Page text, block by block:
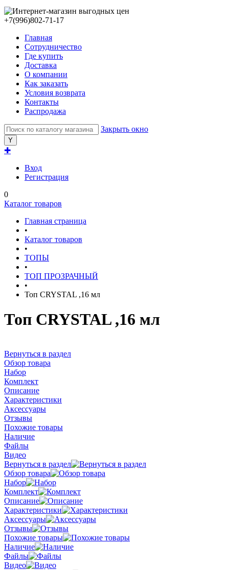
+7(996)802-71-17
Главная
Сотрудничество
Где купить
Доставка
О компании
Как заказать
Условия возврата
Контакты
Распродажа
Закрыть окно
✚
Вход
Регистрация
0
Каталог товаров
Главная страница
•
Каталог товаров
•
ТОПЫ
•
ТОП ПРОЗРАЧНЫЙ
•
Топ CRYSTAL ,16 мл
Топ CRYSTAL ,16 мл
Вернуться в раздел
Обзор товара
Набор
Комплект
Описание
Характеристики
Аксессуары
Отзывы
Похожие товары
Наличие
Файлы
Видео
Вернуться в раздел
Обзор товара
Набор
Комплект
Описание
Характеристики
Аксессуары
Отзывы
Похожие товары
Наличие
Файлы
Видео